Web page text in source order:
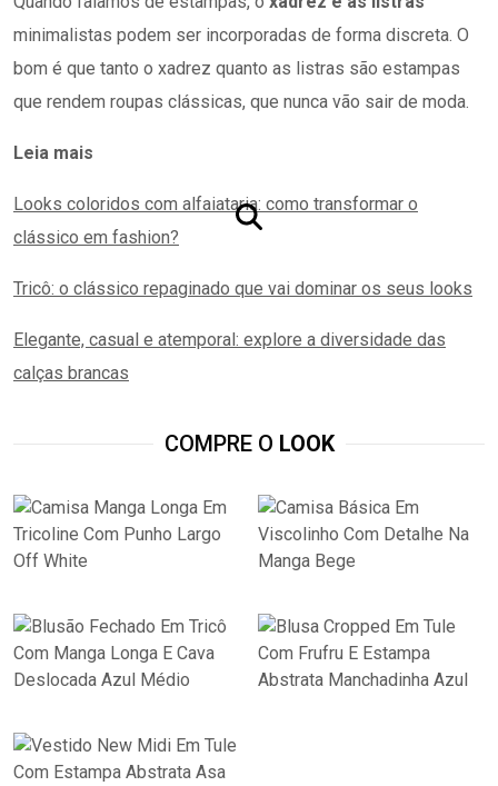
minimalistas podem ser incorporadas de forma discreta. O
bom é que tanto o xadrez quanto as listras são estampas
que rendem roupas clássicas, que nunca vão sair de moda.
Leia mais
Looks coloridos com alfaiataria: como transformar o
clássico em fashion?
Tricô: o clássico repaginado que vai dominar os seus looks
Elegante, casual e atemporal: explore a diversidade das
calças brancas
COMPRE O LOOK